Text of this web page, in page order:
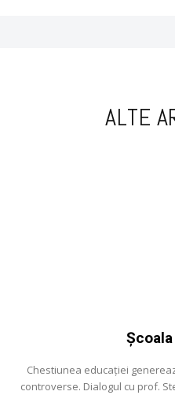
ALTE
Chestiunea educaţiei
controverse. Dialogul cu prof.